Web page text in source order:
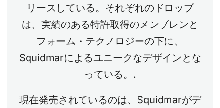
リースしている。それぞれのドロップ
は、実績のある特許取得のメンブレンと
フォーム・テクノロジーの下に、
Squidmarによるユニークなデザインとな
っている。.
現在発売されているのは、Squidmarがデ